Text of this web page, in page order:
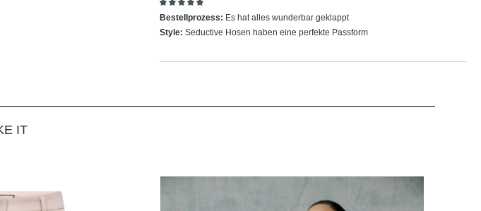
Bewertung mit 5 von 5 Sternen
Bestellprozess: Es hat alles wunderbar geklappt
Style: Seductive Hosen haben eine perfekte Passform
IT